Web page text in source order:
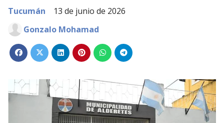
Tucumán
13 de junio de 2026
Gonzalo Mohamad